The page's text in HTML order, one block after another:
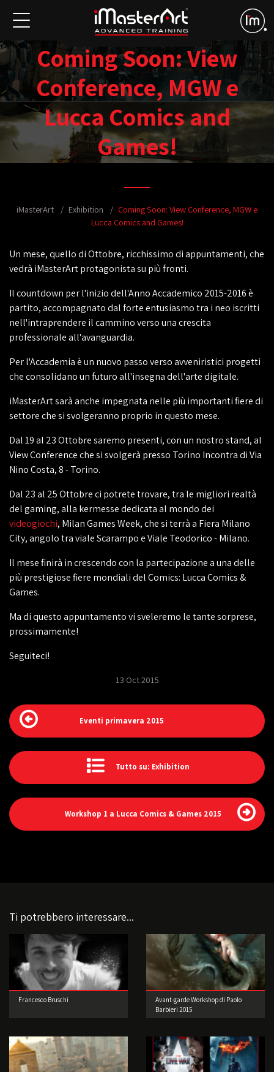
Coming Soon: View
Conference, MGW e
Lucca Comics and
Games!
iMasterArt Exhibition
Coming Soon: View Conference, MGW e
Lucca Comics and Games!
Un mese, quello di Ottobre, ricchissimo di appuntamenti, che
vedrà iMasterArt protagonista su più fronti.
Il countdown per l'inizio dell'Anno Accademico 2015-2016 è
partito, accompagnato dal forte entusiasmo tra i neo iscritti
nell'intraprendere il cammino verso una crescita
professionale all'avanguardia.
Per l'Accademia è un nuovo passo verso avveniristici progetti
che consolidano un futuro all'insegna dell'arte digitale.
iMasterArt sarà anche impegnata nelle più importanti fiere di
settore che si svolgeranno proprio in questo mese.
Dal 19 al 23 Ottobre saremo presenti, con un nostro stand, al
View Conference che si svolgerà presso Torino Incontra di Via
Nino Costa, 8 - Torino.
Dal 23 al 25 Ottobre ci potrete trovare, tra le migliori realtà
del gaming, alla kermesse dedicata al mondo dei
videogiochi, Milan Games Week, che si terrà a Fiera Milano
City, angolo tra viale Scarampo e Viale Teodorico - Milano.
Il mese finirà in crescendo con la partecipazione a una delle
più prestigiose fiere mondiali del Comics: Lucca Comics &
Games.
Ma di questo appuntamento vi sveleremo le tante sorprese,
prossimamente!
Seguiteci!
13 Oct 2015
Eventi primavera 2015
Tutto su: Exhibition
Workshop 1 a Lucca Comics & Games 2015
Ti potrebbero interessare...
Francesco Bruschi
Avant-garde Workshop di Paolo
Barbieri 2015